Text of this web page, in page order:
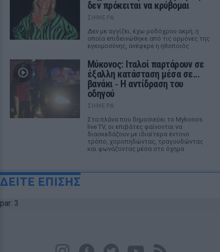
δεν πρόκειται να κρύβομαι
ΣΉΜΕΡΑ
Δεν με αγγίζει, έχω ροδόχρου ακμή, η
οποία επιδεινώθηκε από τις ορμόνες της
εγκυμοσύνης, ανέφερε η ηθοποιός
Μύκονος: Ιταλοί παρτάρουν σε
έξαλλη κατάσταση μέσα σε...
βανάκι ‑ Η αντίδραση του
οδηγού
ΣΉΜΕΡΑ
Στα πλάνα που δημοσιεύει το Mykonos
live TV, οι επιβάτες φαίνονται να
διασκεδάζουν με ιδιαίτερα έντονο
τρόπο, χοροπηδώντας, τραγουδώντας
και φωνάζοντας μέσα στο όχημα
ΔΕΙΤΕ ΕΠΙΣΗΣ
par: 3